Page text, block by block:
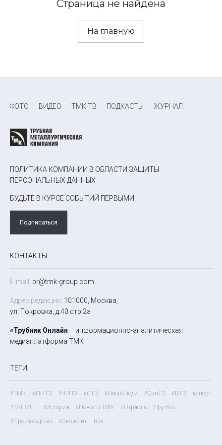
Страница не найдена
На главную
ФОТО ВИДЕО ТМК ТВ ПОДКАСТЫ ЖУРНАЛ
ПОЛИТИКА КОМПАНИИ В ОБЛАСТИ ЗАЩИТЫ
ПЕРСОНАЛЬНЫХ ДАННЫХ
БУДЬТЕ В КУРСЕ СОБЫТИЙ ПЕРВЫМИ
Подписаться
КОНТАКТЫ
E-mail: pr@tmk-group.com
Адрес редакции: 101000, Москва,
ул. Покровка, д.40 стр.2а
«Трубник Онлайн – информационно-аналитическая
медиаплатформа ТМК
ТЕГИ
#ТМК #ПНТЗ #ЧТПЗ #СТЗ #НашиЛюди #СинТЗ #ВТЗ
#спорт
#ТАГМЕТ
#История #НовостиТМК #Отрасль
#футбол
#Производство
#Экология Все